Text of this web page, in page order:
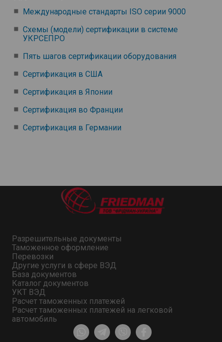
Международные стандарты ISO серии 9000
Схемы (модели) сертификации в системе
УКРСЕПРО
Пять шагов сертификации оборудования
Сертификация в США
Сертификация в Японии
Сертификация во Франции
Сертификация в Германии
Разрешительные документы
Таможенное оформление
Перевозки
Другие услуги в сфере ВЭД
База документов
Каталог документов
УКТ ВЭД
Расчет таможенных платежей
Расчет таможенных платежей на легковой
автомобиль